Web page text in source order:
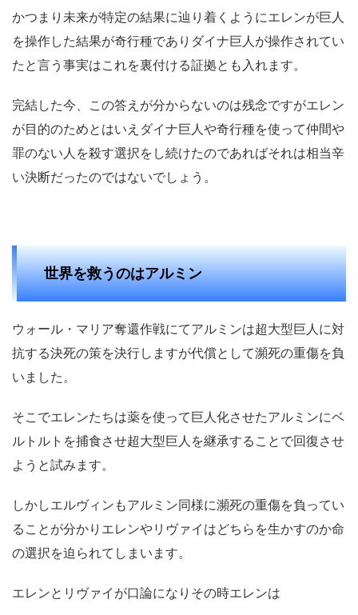
かつまり未来が特定の結果に辿り着くようにエレンが巨人
を操作した結果が奇行種でありダイナ巨人が操作されてい
たと言う事実はこれを裏付ける証拠とも入れます。
完結した今、この答えが分からないのは残念ですがエレン
が目的のためとはいえダイナ巨人や奇行種を使って仲間や
罪のない人を殺す選択をし続けたのであればそれは相当辛
い決断だったのではないでしょう。
世界を救うのはアルミン
ウォール・マリア奪還作戦にてアルミンは超大型巨人に対
抗する決死の策を決行しますが代償として瀕死の重傷を負
いました。
そこでエレンたちは薬を使って巨人化させたアルミンにベ
ルトルトを捕食させ超大型巨人を継承することで回復させ
ようと試みます。
しかしエルヴィンもアルミン同様に瀕死の重傷を負ってい
ることが分かりエレンやリヴァイはどちらを生かすのか命
の選択を迫られてしまいます。
エレンとリヴァイが口論になりその時エレンは